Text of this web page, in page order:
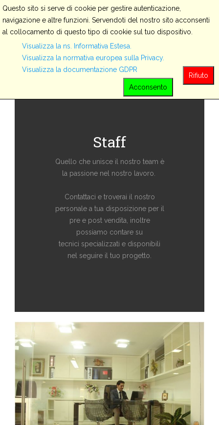
ABOUT US
Staff
Quello che unisce il nostro team è
la passione nel nostro lavoro.
Contattaci e troverai il nostro
personale a tua disposizione per il
pre e post vendita, inoltre
possiamo contare su
tecnici specializzati e disponibili
nel seguire il tuo progetto.
Questo sito si serve di cookie per gestire autenticazione,
navigazione e altre funzioni. Servendoti del nostro sito acconsenti
al collocamento di questo tipo di cookie sul tuo dispositivo.
Visualizza la ns. Informativa Estesa.
Visualizza la normativa europea sulla Privacy.
Visualizza la documentazione GDPR
Rifiuto
Acconsento